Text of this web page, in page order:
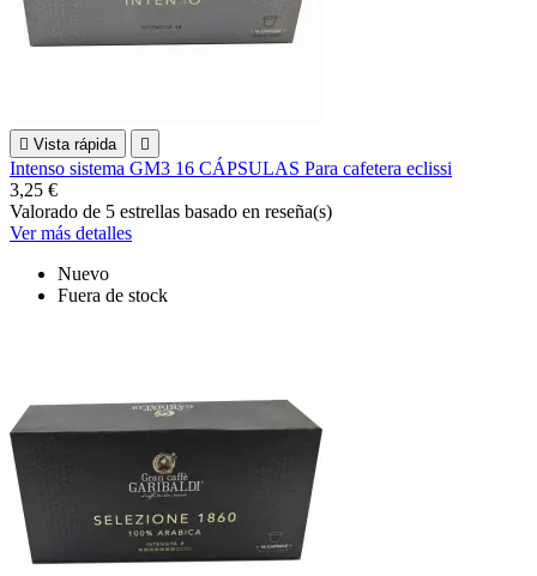
 Vista rápida 
Intenso sistema GM3 16 CÁPSULAS Para cafetera eclissi
3,25 €
Valorado de 5 estrellas basado en reseña(s)
Ver más detalles
Nuevo
Fuera de stock